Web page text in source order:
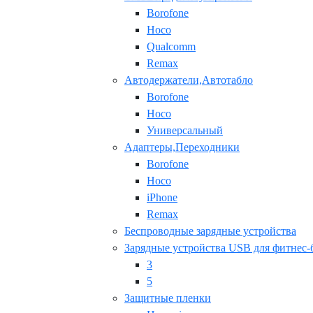
Borofone
Hoco
Qualcomm
Remax
Автодержатели,Автотабло
Borofone
Hoco
Универсальный
Адаптеры,Переходники
Borofone
Hoco
iPhone
Remax
Беспроводные зарядные устройства
Зарядные устройства USB для фитнес-
3
5
Защитные пленки